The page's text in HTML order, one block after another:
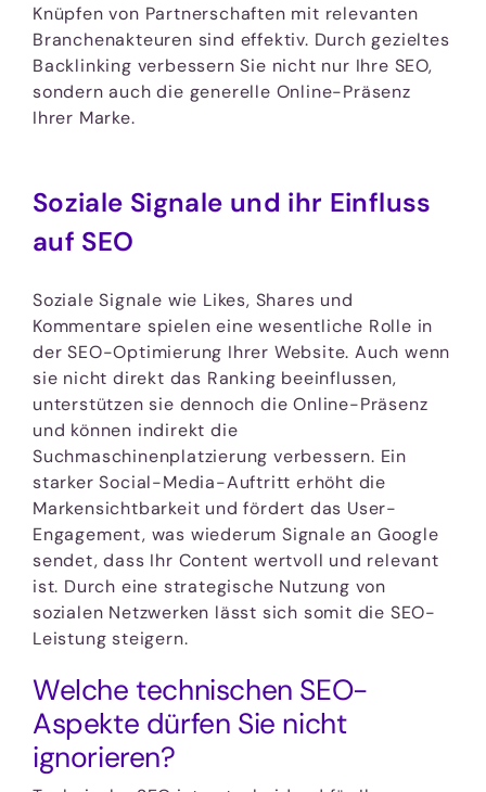
Knüpfen von Partnerschaften mit relevanten
Branchenakteuren sind effektiv. Durch gezieltes
Backlinking verbessern Sie nicht nur Ihre SEO,
sondern auch die generelle Online-Präsenz
Ihrer Marke.
Soziale Signale und ihr Einfluss
auf SEO
Soziale Signale wie Likes, Shares und
Kommentare spielen eine wesentliche Rolle in
der SEO-Optimierung Ihrer Website. Auch wenn
sie nicht direkt das Ranking beeinflussen,
unterstützen sie dennoch die Online-Präsenz
und können indirekt die
Suchmaschinenplatzierung verbessern. Ein
starker Social-Media-Auftritt erhöht die
Markensichtbarkeit und fördert das User-
Engagement, was wiederum Signale an Google
sendet, dass Ihr Content wertvoll und relevant
ist. Durch eine strategische Nutzung von
sozialen Netzwerken lässt sich somit die SEO-
Leistung steigern.
Welche technischen SEO-
Aspekte dürfen Sie nicht
ignorieren?